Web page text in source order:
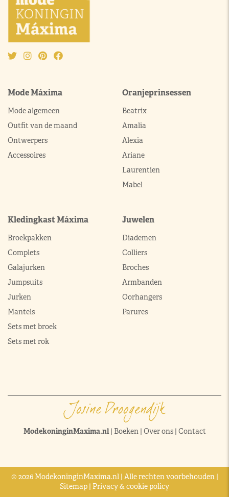
Mode Máxima
Mode algemeen
Outfit van de maand
Ontwerpers
Accessoires
Oranjeprinsessen
Beatrix
Amalia
Alexia
Ariane
Laurentien
Mabel
Kledingkast Máxima
Broekpakken
Complets
Galajurken
Jumpsuits
Jurken
Mantels
Sets met broek
Sets met rok
Juwelen
Diademen
Colliers
Broches
Armbanden
Oorhangers
Parures
ModekoninginMaxima.nl| Boeken| Over ons| Contact
© 2026 ModekoninginMaxima.nl | Alle rechten voorbehouden |
Sitemap | Privacy & cookie policy